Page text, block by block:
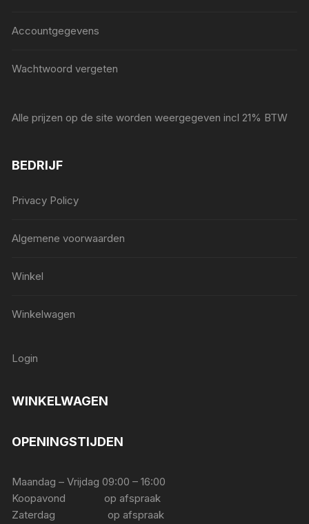
Accountgegevens
Wachtwoord vergeten
Alle prijzen op de site worden weergegeven incl 21% BTW
BEDRIJF
Privacy Policy
Algemene voorwaarden
Winkel
Winkelwagen
Login
WINKELWAGEN
OPENINGSTIJDEN
Maandag – Vrijdag 09:00 – 16:00
Koopavond op afspraak
Zaterdag op afspraak